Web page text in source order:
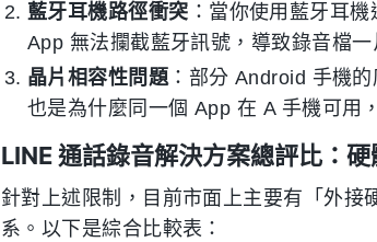
藍牙耳機路徑衝突 ：當你使用藍牙耳
App 無法攔截藍牙訊號，導致錄音檔一
晶片相容性問題：部分 Android 手機
也是為什麼同一個 App 在 A 手機可用
LINE 通話錄音解決方案總評比：
針對上述限制，目前市面上主要有「外接
系。以下是綜合比較表：